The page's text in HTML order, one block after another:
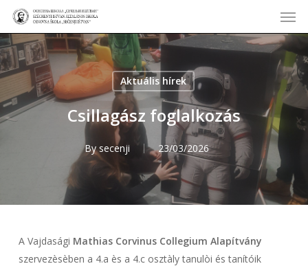
Skip
main
content
Aktuális hírek
Csillagász foglalkozás
By secenji 23/03/2026
A Vajdasági Mathias Corvinus Collegium Alapítvány
szervezèsèben a 4.a ès a 4.c osztàly tanulòi és tanítóik